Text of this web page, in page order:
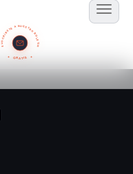
SUSCRÍBETE A NUESTRO BOLETÍN
GRATIS